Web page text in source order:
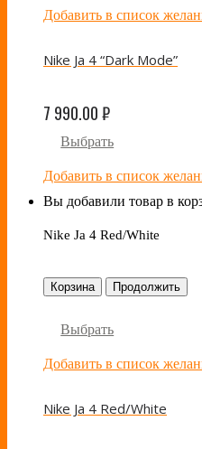
Добавить в список
Nike Ja 4 “Dark Mode”
7 990.00₽
Выбрать
Добавить в список
Вы добавили товар в
Nike Ja 4 Red/White
Корзина Продолжить
Выбрать
Добавить в список
Nike Ja 4 Red/White